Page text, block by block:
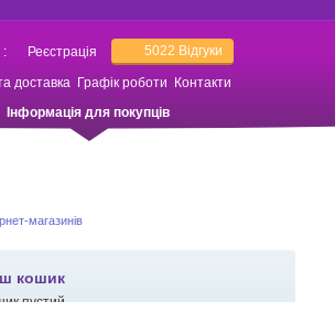
: Реєстрація 5022 Відгуки
доставка Графік роботи
Контакти
Інформація для покупців
магазинів
кошик
пустий